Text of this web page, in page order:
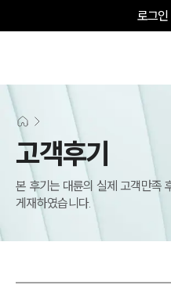
로그인
고객후기
본 후기는 대륜의 실제 고객만족
게재하였습니다.